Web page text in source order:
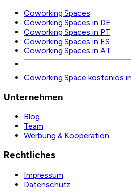
Coworking Spaces
Coworking Spaces in DE
Coworking Spaces in PT
Coworking Spaces in ES
Coworking Spaces in AT
Coworking Space kostenlos
Unternehmen
Blog
Team
Werbung & Kooperation
Rechtliches
Impressum
Datenschutz